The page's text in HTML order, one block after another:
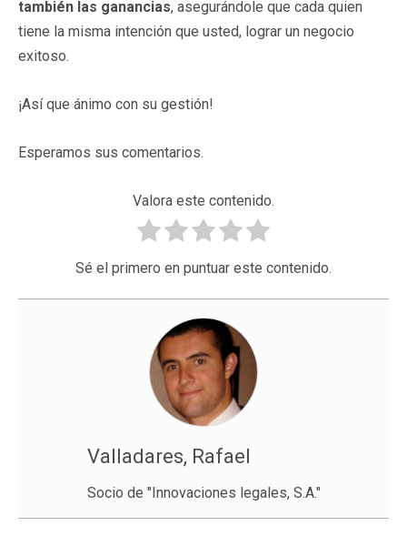
también las ganancias, asegurándole que cada quien
tiene la misma intención que usted, lograr un negocio
exitoso.
¡Así que ánimo con su gestión!
Esperamos sus comentarios.
Valora este contenido.
Sé el primero en puntuar este contenido.
Valladares, Rafael
Socio de "Innovaciones legales, S.A."